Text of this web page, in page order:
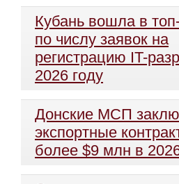
Кубань вошла в
по числу заявок на
регистрацию IT-
2026 году
Донские МСП
экспортные
более $9 млн в